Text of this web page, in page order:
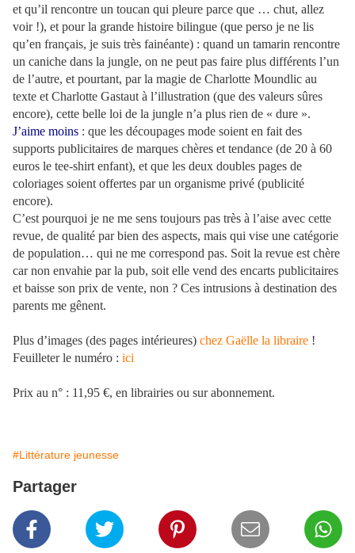
et qu’il rencontre un toucan qui pleure parce que … chut, allez
voir !), et pour la grande histoire bilingue (que perso je ne lis
qu’en français, je suis très fainéante) : quand un tamarin rencontre
un caniche dans la jungle, on ne peut pas faire plus différents l’un
de l’autre, et pourtant, par la magie de Charlotte Moundlic au
texte et Charlotte Gastaut à l’illustration (que des valeurs sûres
encore), cette belle loi de la jungle n’a plus rien de « dure ».
J’aime moins : que les découpages mode soient en fait des
supports publicitaires de marques chères et tendance (de 20 à 60
euros le tee-shirt enfant), et que les deux doubles pages de
coloriages soient offertes par un organisme privé (publicité
encore).
C’est pourquoi je ne me sens toujours pas très à l’aise avec cette
revue, de qualité par bien des aspects, mais qui vise une catégorie
de population… qui ne me correspond pas. Soit la revue est chère
car non envahie par la pub, soit elle vend des encarts publicitaires
et baisse son prix de vente, non ? Ces intrusions à destination des
parents me gênent.
Plus d’images (des pages intérieures) chez Gaëlle la libraire !
Feuilleter le numéro : ici
Prix au n° : 11,95 €, en librairies ou sur abonnement.
#Littérature jeunesse
Partager